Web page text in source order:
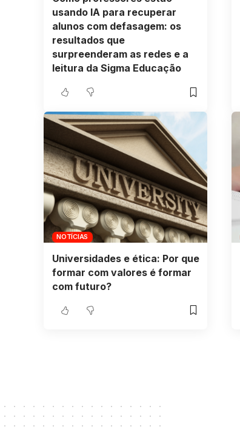
usando IA para recuperar
alunos com defasagem: os
resultados que
surpreenderam as redes e a
leitura da Sigma Educação
NOTÍCIAS
Universidades e ética: Por que
formar com valores é formar
com futuro?